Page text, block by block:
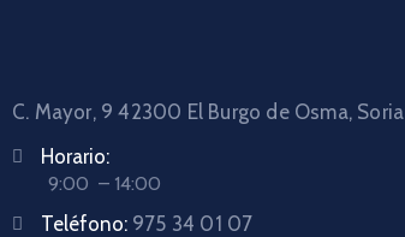
C. Mayor, 9 42300 El Burgo de Osma, Soria
Horario:
9:00 – 14:00
Teléfono: 975 34 01 07